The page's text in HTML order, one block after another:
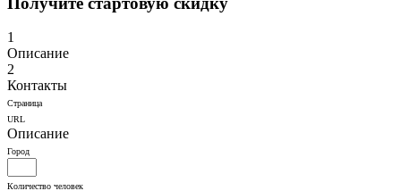
1
Описание
2
Контакты
Страница
URL
Описание
Город
Количество человек